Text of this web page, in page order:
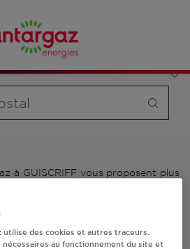
de point de vente (revendeur /
de bouteilles de gaz ou station GPL
carburant)
à GUISCRIFF vous proposent plus
l'adresse, le numéro de téléphone de
de bouteilles de gaz.
des cookies et autres traceurs.
au fonctionnement du site et